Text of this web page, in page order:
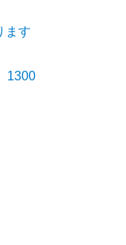
ます
1300